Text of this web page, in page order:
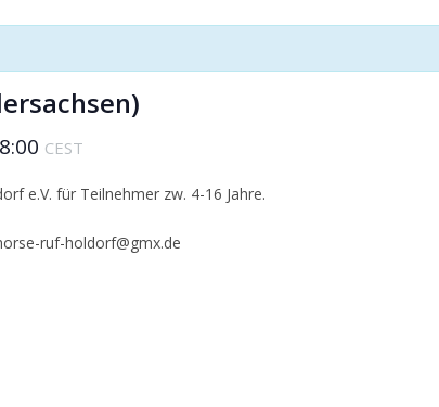
CEST
e.V. für Teilnehmer zw. 4-16 Jahre.
ruf-holdorf@gmx.de